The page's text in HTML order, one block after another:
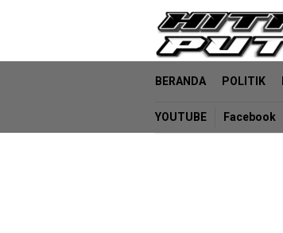
BERANDA POLITIK
YOUTUBE Facebook